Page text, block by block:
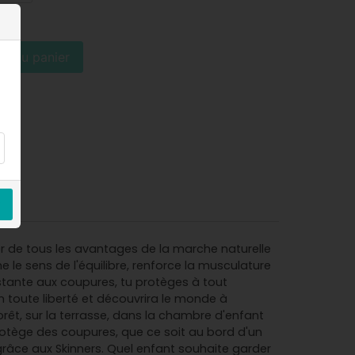
au panier
de tous les avantages de la marche naturelle
le sens de l'équilibre, renforce la musculature
aux coupures, tu protèges à tout
toute liberté et découvrira le monde à
sur la terrasse, dans la chambre d'enfant
des coupures, que ce soit au bord d'un
aux Skinners. Quel enfant souhaite garder